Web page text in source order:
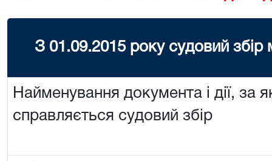
З 01.09.2015 року судовий
Найменування документа і дії, за
справляється судовий збір